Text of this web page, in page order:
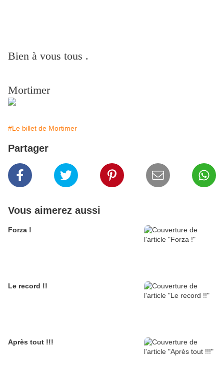
Bien à vous tous .
Mortimer
#Le billet de Mortimer
Partager
Vous aimerez aussi
Forza !
Le record !!
Après tout !!!